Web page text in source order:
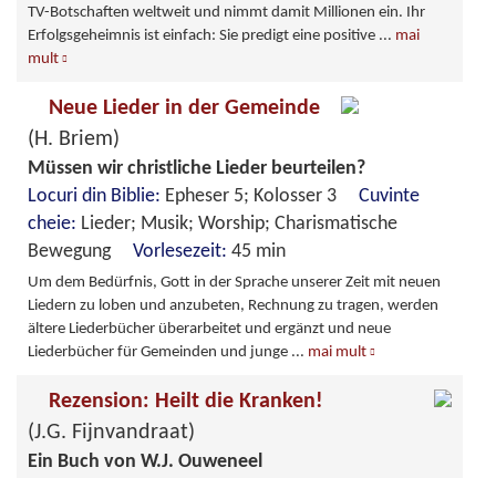
TV-Botschaften weltweit und nimmt damit Millionen ein. Ihr
Erfolgsgeheimnis ist einfach: Sie predigt eine positive ... mai
mult
Neue Lieder in der Gemeinde
(H. Briem)
Müssen wir christliche Lieder beurteilen?
Locuri din Biblie: Epheser 5; Kolosser 3 Cuvinte
cheie: Lieder; Musik; Worship; Charismatische
Bewegung Vorlesezeit: 45 min
Um dem Bedürfnis, Gott in der Sprache unserer Zeit mit neuen
Liedern zu loben und anzubeten, Rechnung zu tragen, werden
ältere Liederbücher überarbeitet und ergänzt und neue
Liederbücher für Gemeinden und junge ... mai mult
Rezension: Heilt die Kranken!
(J.G. Fijnvandraat)
Ein Buch von W.J. Ouweneel